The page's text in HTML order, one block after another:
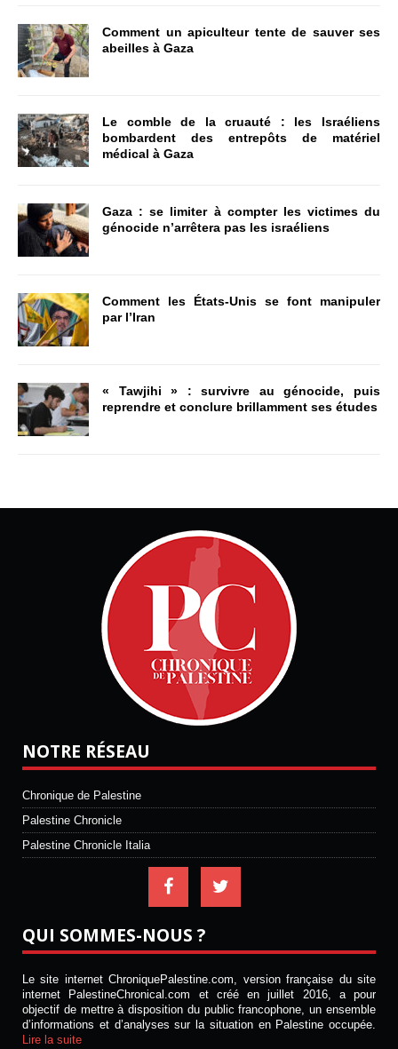
Comment un apiculteur tente de sauver ses
abeilles à Gaza
Le comble de la cruauté : les Israéliens
bombardent des entrepôts de matériel
médical à Gaza
Gaza : se limiter à compter les victimes du
génocide n’arrêtera pas les israéliens
Comment les États-Unis se font manipuler
par l’Iran
« Tawjihi » : survivre au génocide, puis
reprendre et conclure brillamment ses études
NOTRE RÉSEAU
Chronique de Palestine
Palestine Chronicle
Palestine Chronicle Italia
QUI SOMMES-NOUS ?
Le site internet ChroniquePalestine.com, version française du site
internet PalestineChronical.com et créé en juillet 2016, a pour
objectif de mettre à disposition du public francophone, un ensemble
d’informations et d’analyses sur la situation en Palestine occupée.
Lire la suite